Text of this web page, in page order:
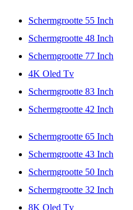
Schermgrootte 55 Inch
Schermgrootte 48 Inch
Schermgrootte 77 Inch
4K Oled Tv
Schermgrootte 83 Inch
Schermgrootte 42 Inch
Schermgrootte 65 Inch
Schermgrootte 43 Inch
Schermgrootte 50 Inch
Schermgrootte 32 Inch
8K Qled Tv